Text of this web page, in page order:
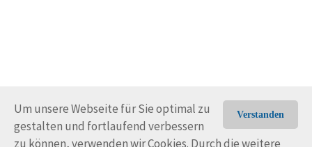
Verstanden
Um unsere Webseite für Sie optimal zu
gestalten und fortlaufend verbessern
zu können, verwenden wir Cookies. Durch die weitere
© Trans-Ocean e.V. 2010-2026 Impressum